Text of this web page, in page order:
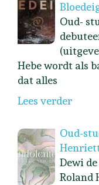
Oud-
Hebe wordt als
dat alles
Lees verder
Oud-
Dewi
Roland